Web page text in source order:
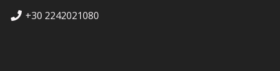
+30 2242021080